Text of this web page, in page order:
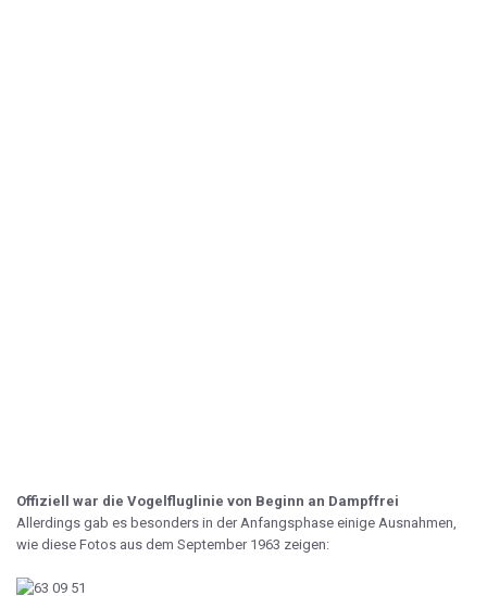
Offiziell war die Vogelfluglinie von Beginn an Dampffrei
Allerdings gab es besonders in der Anfangsphase einige Ausnahmen,
wie diese Fotos aus dem September 1963 zeigen: